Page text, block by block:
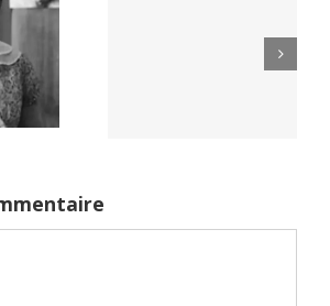
Field of
(1989)
Yaïr Golan : une